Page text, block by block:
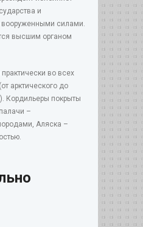
и
силами.
высшим органом
во всех
арктического до
Кордильеры покрыты
–
Аляска –